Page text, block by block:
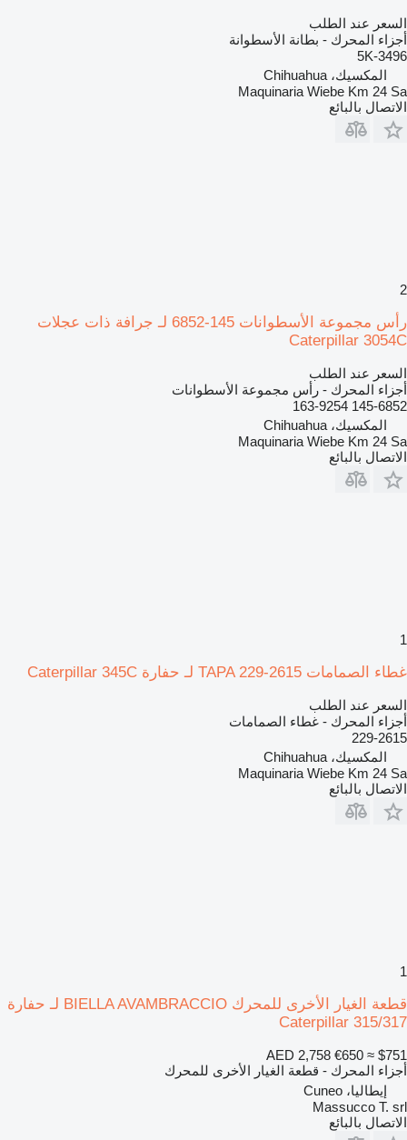
السعر عند الطلب
أجزاء المحرك - بطانة الأسطوانة
5K-3496
المكسيك، Chihuahua
Maquinaria Wiebe Km 24 Sa
الاتصال بالبائع
2
رأس مجموعة الأسطوانات 145-6852 لـ جرافة ذات عجلات
Caterpillar 3054C
السعر عند الطلب
أجزاء المحرك - رأس مجموعة الأسطوانات
145-6852 163-9254
المكسيك، Chihuahua
Maquinaria Wiebe Km 24 Sa
الاتصال بالبائع
1
غطاء الصمامات TAPA 229-2615 لـ حفارة Caterpillar 345C
السعر عند الطلب
أجزاء المحرك - غطاء الصمامات
229-2615
المكسيك، Chihuahua
Maquinaria Wiebe Km 24 Sa
الاتصال بالبائع
1
قطعة الغيار الأخرى للمحرك BIELLA AVAMBRACCIO لـ حفارة
Caterpillar 315/317
AED 2,758 €650 ≈ $751
أجزاء المحرك - قطعة الغيار الأخرى للمحرك
إيطاليا، Cuneo
Massucco T. srl
الاتصال بالبائع